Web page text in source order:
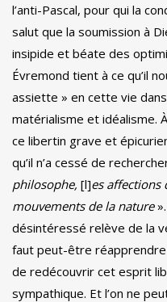
l’anti-Pascal, pour qui la
salut que la soumission à
insipide et béate des
Évremond tient à ce qu’il
assiette » en cette vie
matérialisme et idéalisme.
ce libertin grave et
qu’il n’a cessé de
philosophe, [l]es affections
mouvements de la nature
désintéressé relève de la
faut peut-être réapprendre
de redécouvrir cet esprit
sympathique. Et l’on ne